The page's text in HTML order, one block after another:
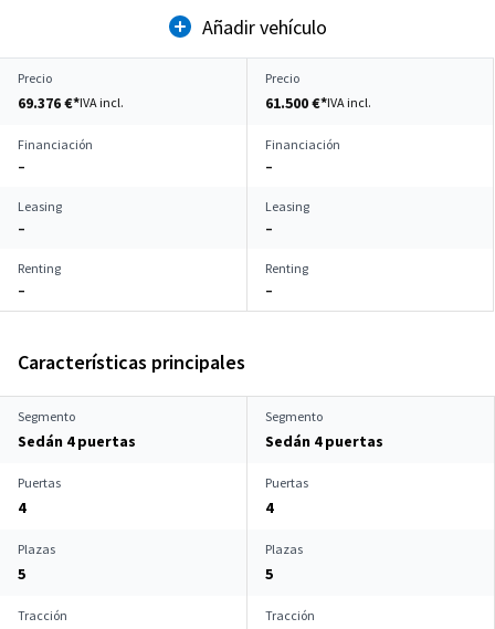
Añadir vehículo
Precio
69.376 €*IVA incl.
Precio
61.500 €*IVA incl.
Financiación
–
Financiación
–
Leasing
–
Leasing
–
Renting
–
Renting
–
Características principales
Segmento
Sedán 4 puertas
Segmento
Sedán 4 puertas
Puertas
4
Puertas
4
Plazas
5
Plazas
5
Tracción Tracción